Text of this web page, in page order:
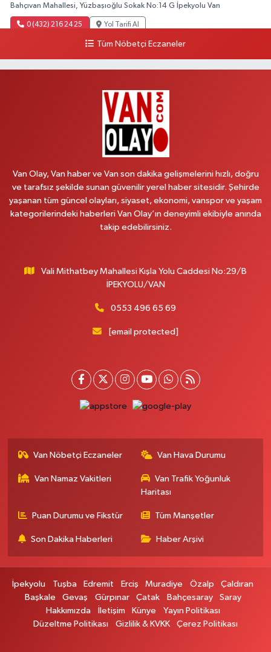
Bahçıvan Mahallesi, Yüzbaşıoğlu Sokak No:14 G İpekyolu Van
0 (432) 216 24 25 Yol Tarifi Al
Recep Tayyip Erdoğan Mahallesi, Azerbaycan Caddesi No:104 B
Yol Tarifi Al
Beyazıt Mahallesi, Zeylan Caddesi No:1 Erciş Van
Afşar Eczanesi
Kazım Karabekir Caddesi No:156 B İpekyolu Van
Yol Tarifi Al
Akpınar Mahallesi, Milli Egemenlik Caddesi No:7 A Gürpınar Van
Ferhat Eczanesi
Urartu Sokak, Eski İstanbul Hastanesi karşısı No:4 C İpekyolu Van
Kardelen Eczanesi
Gündüz Eczanesi
Cumhuriyet Mahallesi, Atatürk Caddesi No:39 A Özalp Van
0 (432) 712 27 27 Yol Tarifi Al
Merve Eczanesi
Latifiye Mahallesi, Zeylan Caddesi No:13 Erciş Van
0 (432) 354 48 79 Yol Tarifi Al
Tüm Nöbetçi Eczaneler
Van Olay, Van haber ve Van son dakika gelişmelerini hızlı, doğru
ve tarafsız şekilde sunan güvenilir yerel haber sitesidir. Şehirde
yaşanan tüm güncel olayları, siyaset, ekonomi, vanspor ve yaşam
kategorilerindeki haberleri Van Olay’ın deneyimli ekibiyle anında
takip edebilirsiniz.
Vali Mithatbey Mahallesi Kışla Yolu Caddesi No:29/B
İPEKYOLU/VAN
0553 496 65 69
[email protected]
Van Nöbetçi Eczaneler Van Hava Durumu
Van Namaz Vakitleri
Van Trafik Yoğunluk
Haritası
Puan Durumu ve Fikstür Tüm Manşetler
Son Dakika Haberleri Haber Arşivi
İpekyolu Tuşba Edremit Erciş Muradiye Özalp
Çaldıran
Başkale
Gevaş Gürpınar Çatak Bahçesaray
Saray
Hakkımızda
İletişim Künye
Yayın Politikası
Düzeltme Politikası
Gizlilik & KVKK Çerez Politikası